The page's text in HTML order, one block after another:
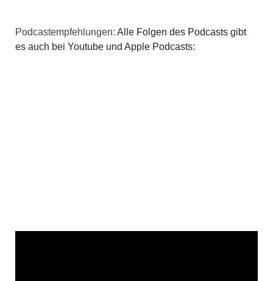
Podcastempfehlungen: Alle Folgen des Podcasts gibt
es auch bei Youtube und Apple Podcasts: